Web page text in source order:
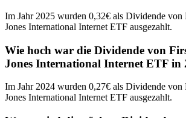
Im Jahr 2025 wurden 0,32€ als Dividende
Jones International Internet ETF ausgezahlt.
Wie hoch war die Dividende von
Jones International Internet ETF in
Im Jahr 2024 wurden 0,27€ als Dividende
Jones International Internet ETF ausgezahlt.